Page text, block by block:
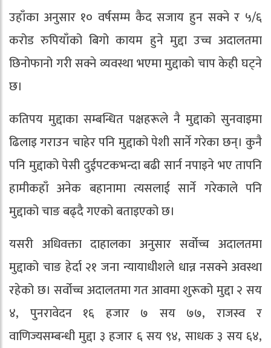
उहाँका अनुसार १० वर्षसम्म कैद सजाय हुन सक्ने र ५/६
करोड रुपियाँको बिगो कायम हुने मुद्दा उच्च अदालतमा
छिनोफानो गरी सक्ने व्यवस्था भएमा मुद्दाको चाप केही घट्ने
छ।
कतिपय मुद्दाका सम्बन्धित पक्षहरूले नै मुद्दाको सुनवाइमा
ढिलाइ गराउन चाहेर पनि मुद्दाको पेशी सार्ने गरेका छन्। कुनै
पनि मुद्दाको पेसी दुईपटकभन्दा बढी सार्न नपाइने भए तापनि
हामीकहाँ अनेक बहानामा त्यसलाई सार्ने गरेकाले पनि
मुद्दाको चाङ बढ्दै गएको बताइएको छ।
यसरी अधिवक्ता दाहालका अनुसार सर्वोच्च अदालतमा
मुद्दाको चाङ हेर्दा २१ जना न्यायाधीशले धान्न नसक्ने अवस्था
रहेको छ। सर्वोच्च अदालतमा गत आवमा शुरूको मुद्दा २ सय
४, पुनरावेदन १६ हजार ७ सय ७७, राजस्व र
वाणिज्यसम्बन्धी मुद्दा ३ हजार ६ सय ९४, साधक ३ सय ६४,